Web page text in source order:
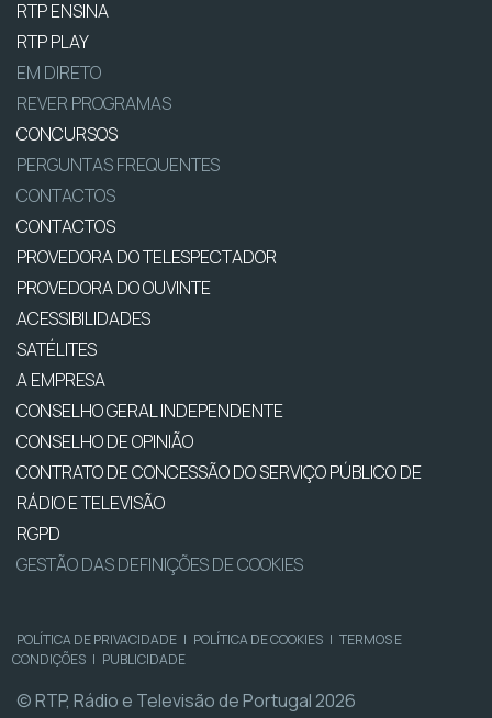
RTP ENSINA
RTP PLAY
EM DIRETO
REVER PROGRAMAS
CONCURSOS
PERGUNTAS FREQUENTES
CONTACTOS
CONTACTOS
PROVEDORA DO TELESPECTADOR
PROVEDORA DO OUVINTE
ACESSIBILIDADES
SATÉLITES
A EMPRESA
CONSELHO GERAL INDEPENDENTE
CONSELHO DE OPINIÃO
CONTRATO DE CONCESSÃO DO SERVIÇO PÚBLICO DE
RÁDIO E TELEVISÃO
RGPD
GESTÃO DAS DEFINIÇÕES DE COOKIES
POLÍTICA DE PRIVACIDADE | POLÍTICA DE COOKIES | TERMOS E
CONDIÇÕES | PUBLICIDADE
© RTP, Rádio e Televisão de Portugal 2026